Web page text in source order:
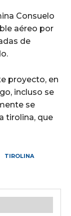
Consuelo
aéreo por
de
proyecto, en
incluso se
se
tirolina, que
TIROLINA